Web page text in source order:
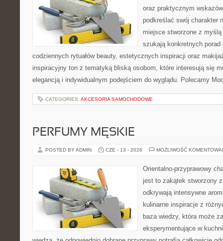
oraz praktycznym
podkreślać swój charakter
miejsce stworzone z
szukają konkretnych
codziennych rytuałów beauty, estetycznych inspiracji oraz
inspiracyjny ton z tematyką bliską osobom, które interesują się
elegancją i indywidualnym podejściem do wyglądu. Polecamy
CATEGORIES: AKCESORIA SAMOCHODOWE
PERFUMY MĘSKIE
POSTED BY ADMIN CZE - 13 - 2026 MOŻLIWOŚĆ
Orientalno-przyprawowy
jest to zakątek stworzony
odkrywają intensywne
kulinarne inspiracje z
baza wiedzy, która może
eksperymentujące w